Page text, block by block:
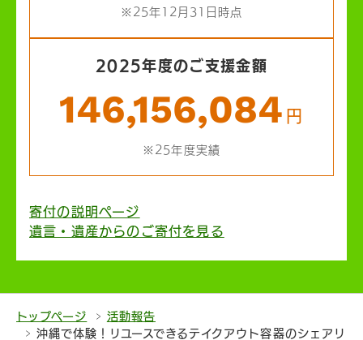
※25年12月31日時点
2025年度のご支援金額
146,156,084 円
※25年度実績
寄付の説明ページ
遺言・遺産からのご寄付を見る
トップページ
活動報告
沖縄で体験！リユースできるテイクアウト容器のシェアリ